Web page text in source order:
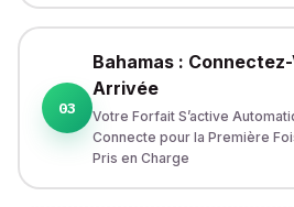
03
Bahamas :
Arrivée
Votre Forfait S’active
Connecte pour la Première
Pris en Charge